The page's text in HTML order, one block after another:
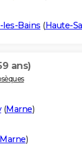
Bains (Haute-
ans)
(Marne)
Marne)